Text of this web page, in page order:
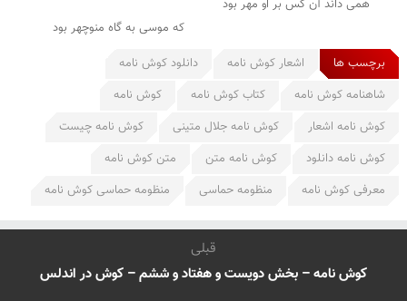
همی داند آن کس بر او مهر بود
که موسی به گاه منوچهر بود
برچسب ها
اشعار کوش نامه
دانلود کوش نامه
شاهنامه کوش نامه
کتاب کوش نامه
کوش نامه
کوش نامه اشعار
کوش نامه جلال متینی
کوش نامه چیست
کوش نامه دانلود
کوش نامه متن
متن کوش نامه
معرفی کوش نامه
منظومه حماسی منظومه حماسی کوش نامه
قبلی
کوش نامه – بخش دویست و هفتاد و ششم – کوش در اندلس